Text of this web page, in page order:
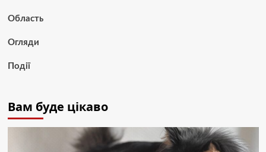
Область
Огляди
Події
Вам буде цікаво